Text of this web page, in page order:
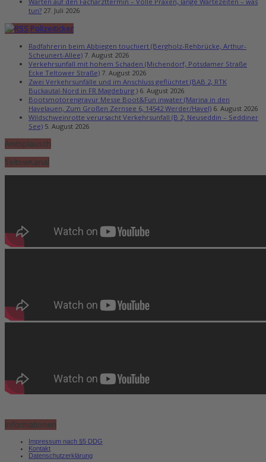
tun? 27. Juli 2026
Polizeiticker
Radfahrerin beim Abbiegen touchiert (Bergholz-Rehbrücke, Arthur-
Scheunert-Allee) 7. August 2026
Verkehrsunfall mit hohem Schaden (Michendorf, Potsdamer Straße
Ecke Teltower Straße) 7. August 2026
Zwei Verkehrsunfälle und im Anschluss geflüchtet (BAB 2, RTK
Buckautal-Nord in FR Magdeburg ) 6. August 2026
Bootsmotorengravur Messe Boot&Fun inwater (Marina in den
Havelauen, Zum Großen Zernsee 6, 14542 Werder/Havel) 6. August 2026
Wildschweinrotte verursacht Verkehrsunfall (B 2, Neuseddin – Seddiner
See) 5. August 2026
Amtsplausch
TeltowKanal
Informationen
Impressum nach §5 DDG
Kontakt
Datenschutzerklärung